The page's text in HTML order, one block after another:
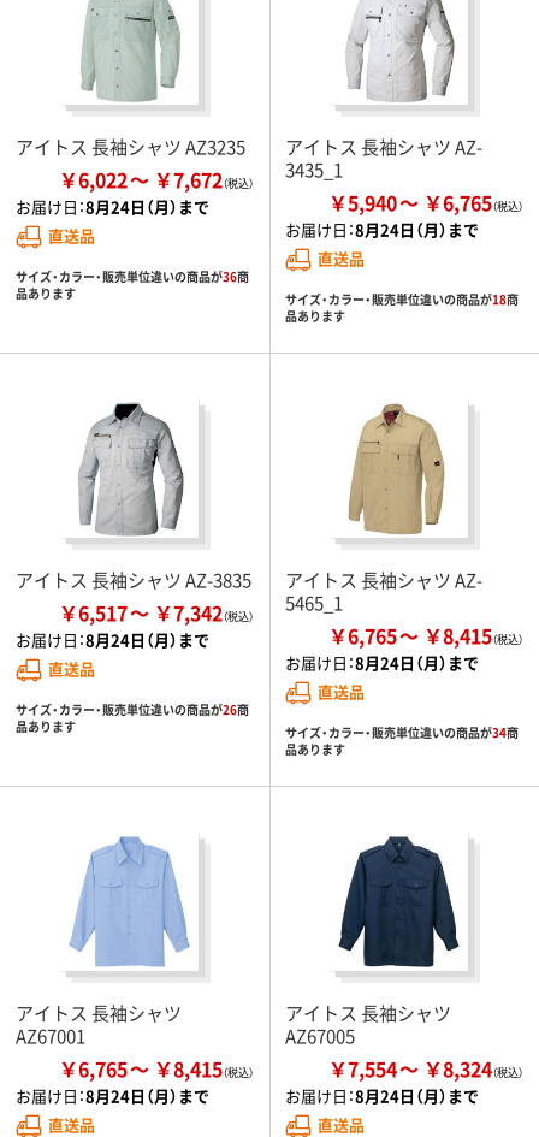
アイトス 長袖シャツ AZ3235
￥6,022 ￥7,672
お届け日：8月24日（月）まで
直送品
サイズ・カラー・販売単位違いの商品が36商
品あります
アイトス 長袖シャツ AZ-
3435_1
￥5,940 ￥6,765
お届け日：8月24日（月）まで
直送品
サイズ・カラー・販売単位違いの商品が18商
品あります
アイトス 長袖シャツ AZ-3835
￥6,517 ￥7,342
お届け日：8月24日（月）まで
直送品
サイズ・カラー・販売単位違いの商品が26商
品あります
アイトス 長袖シャツ AZ-
5465_1
￥6,765 ￥8,415
お届け日：8月24日（月）まで
直送品
サイズ・カラー・販売単位違いの商品が34商
品あります
アイトス 長袖シャツ
AZ67001
￥6,765 ￥8,415
お届け日：8月24日（月）まで
直送品
アイトス 長袖シャツ
AZ67005
￥7,554 ￥8,324
お届け日：8月24日（月）まで
直送品